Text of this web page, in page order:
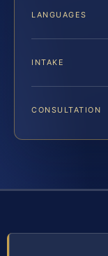
LANGUAGES
INTAKE
CONSULTATION